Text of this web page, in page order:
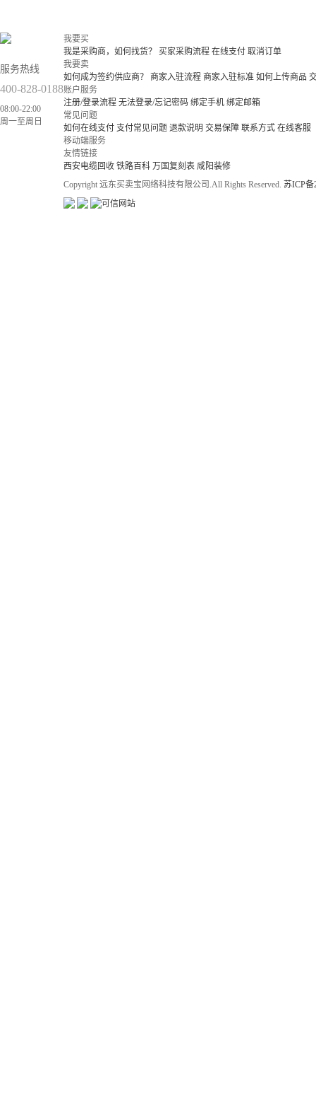
服务热线
400-828-0188
08:00-22:00
周一至周日
我要买
我是采购商，如何找货？
买家采购流程 在线支付 取消订单
我要卖
如何成为签约供应商？
商家入驻流程 商家入驻标准 如何上传商品
账户服务
注册/登录流程 无法登录/忘记密码 绑定手机 绑定邮箱
常见问题
如何在线支付 支付常见问题 退款说明 交易保障 联系方式 在线客服
移动端服务
友情链接
西安电缆回收 铁路百科 万国复刻表 咸阳装修
Copyright 远东买卖宝网络科技有限公司.All Rights Reserved. 苏ICP备